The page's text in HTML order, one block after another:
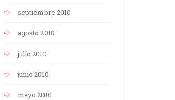
septiembre 2010
agosto 2010
julio 2010
junio 2010
mayo 2010